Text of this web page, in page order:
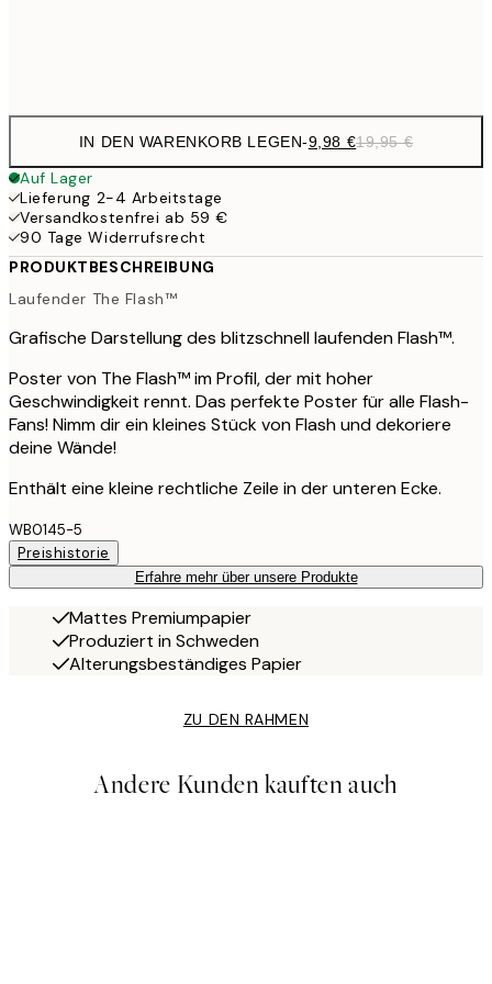
IN DEN WARENKORB LEGEN-9,98 €19,95 €
Auf Lager
Lieferung 2-4 Arbeitstage
Versandkostenfrei ab 59 €
90 Tage Widerrufsrecht
PRODUKTBESCHREIBUNG
Laufender The Flash™
Grafische Darstellung des blitzschnell laufenden Flash™.
Poster von The Flash™ im Profil, der mit hoher
Geschwindigkeit rennt. Das perfekte Poster für alle Flash-
Fans! Nimm dir ein kleines Stück von Flash und dekoriere
deine Wände!
Enthält eine kleine rechtliche Zeile in der unteren Ecke.
WB0145-5
Preishistorie
Erfahre mehr über unsere Produkte
Mattes Premiumpapier
Produziert in Schweden
Alterungsbeständiges Papier
ZU DEN RAHMEN
Andere Kunden kauften auch